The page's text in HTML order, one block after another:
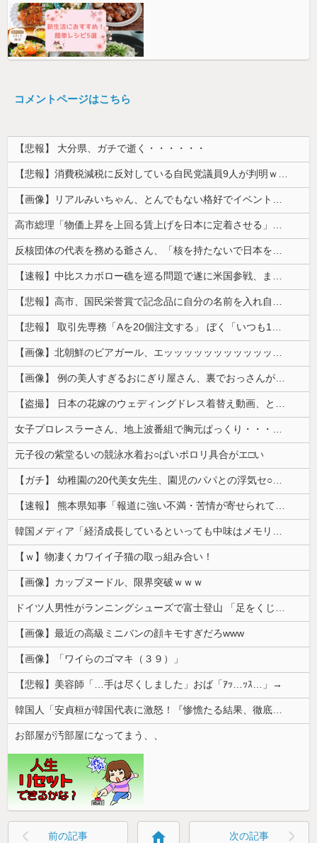
コメントページはこちら
【悲報】 大分県、ガチで逝く・・・・・・
【悲報】消費税減税に反対している自民党議員9人が判明ｗｗｗｗｗｗ
【画像】リアルみいちゃん、とんでもない格好でイベント出演するwwwwwwwwww
高市総理「物価上昇を上回る賃上げを日本に定着させる」⇒ 国家公務員月給3.51％増へ
反核団体の代表を務める爺さん、「核を持たないで日本を守れますか」と中学生に詰問された結果……
【速報】中比スカボロー礁を巡る問題で遂に米国参戦、まさかのこっち擁護であっち批判！！
【悲報】高市、国民栄誉賞で記念品に自分の名前を入れ自分メインのPV撮影して炎上中w w w w w w w w w
【悲報】 取引先専務「Aを20個注文する」 ぼく「いつも1～2個しか使わないけど本当に20であってる？」 取専「あってる」→結果『こう』なったんだが...
【画像】北朝鮮のビアガール、エッッッッッッッッッッッッッッッッッ！
【画像】 例の美人すぎるおにぎり屋さん、裏でおっさんが握っていたｗｗｗｗｗｗｗｗｗｗｗｗｗｗｗｗｗ
【盗撮】 日本の花嫁のウェディングドレス着替え動画、とんでもない神乳だと海外で話題に
女子プロレスラーさん、地上波番組で胸元ぱっくり・・・（※画像あり）
元子役の紫堂るいの競泳水着お○ぱいポロリ具合がエ□い
【ガチ】 幼稚園の20代美女先生、園児のパパとの浮気セ○クス動画が流出して終わる
【速報】 熊本県知事「報道に強い不満・苦情が寄せられている」→TBSの報道特集がまさにそれな件
韓国メディア「経済成長しているといっても中味はメモリ価格だけ。雇用増加見通しが半減してしまった」……韓国の内需不況は根強い状況っすね
【ｗ】物凄くカワイイ子猫の取っ組み合い！
【画像】カップヌードル、限界突破ｗｗｗ
ドイツ人男性がランニングシューズで富士登山 「足をくじいて動けない」
【画像】最近の高級ミニバンの顔キモすぎだろwww
【画像】「ワイらのゴマキ（３９）」
【悲報】美容師「…手は尽くしました」おば「ｱｯ…ｯｽ…」→
韓国人「安貞桓が韓国代表に激怒！『惨憺たる結果、徹底的な刷新が必要だ』と監督や協会を痛烈批判」
お部屋が汚部屋になってまう、、
前の記事 home 次の記事